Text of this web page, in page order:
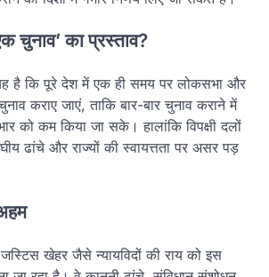
चुनाव’ का प्रस्ताव?
यह है कि पूरे देश में एक ही समय पर लोकसभा और
कराए जाएं, ताकि बार-बार चुनाव कराने में
को कम किया जा सके। हालांकि विपक्षी दलों
ढांचे और राज्यों की स्वायत्तता पर असर पड़
खेहर जैसे न्यायविदों की राय को इस